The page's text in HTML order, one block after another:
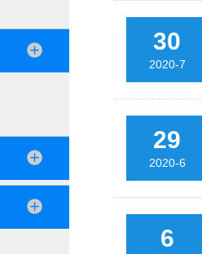
30
2020-7
29
2020-6
6